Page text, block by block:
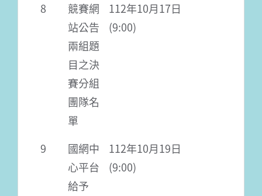
8
競賽網
站公告
兩組題
目之決
賽分組
團隊名
單
112年10月17日
(9:00)
9
國網中
心平台
給予
112年10月19日
(9:00)